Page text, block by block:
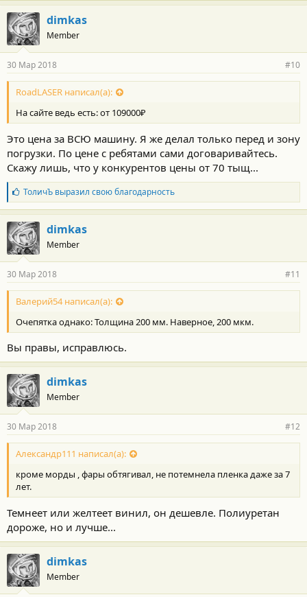
:
dimkas
Member
30 Мар 2018 #10
RoadLASER написал(а):
На сайте ведь есть: от 109000₽
Это цена за ВСЮ машину. Я же делал только перед и зону
погрузки. По цене с ребятами сами договаривайтесь.
Скажу лишь, что у конкурентов цены от 70 тыщ...
Б
л
а
г
о
д
а
н
о
с
и
:
ТоличЪвыразил свою благодарность
dimkas
Member
30 Мар 2018 #11
Валерий54 написал(а):
Очепятка однако: Толщина 200 мм. Наверное, 200 мкм.
Вы правы, исправлюсь.
dimkas
Member
30 Мар 2018 #12
Александр111 написал(а):
кроме морды , фары обтягивал, не потемнела пленка даже за 7
лет.
Темнеет или желтеет винил, он дешевле. Полиуретан
дороже, но и лучше...
dimkas
Member